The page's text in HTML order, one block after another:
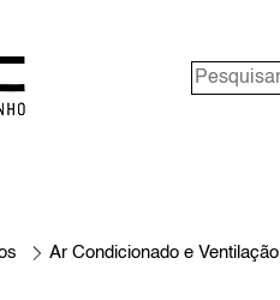
Ar Condicionado e Ventilação